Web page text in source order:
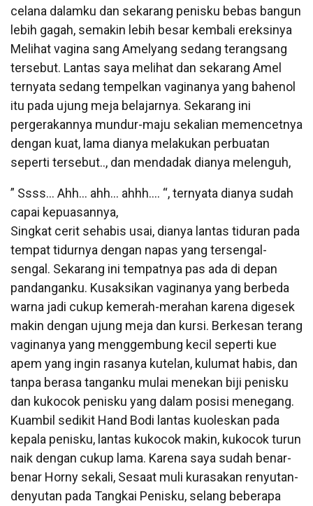
celana dalamku dan sekarang penisku bebas bangun
lebih gagah, semakin lebih besar kembali ereksinya
Melihat vagina sang Amelyang sedang terangsang
tersebut. Lantas saya melihat dan sekarang Amel
ternyata sedang tempelkan vaginanya yang bahenol
itu pada ujung meja belajarnya. Sekarang ini
pergerakannya mundur-maju sekalian memencetnya
dengan kuat, lama dianya melakukan perbuatan
seperti tersebut.., dan mendadak dianya melenguh,
” Ssss… Ahh… ahh… ahhh…. “, ternyata dianya sudah
capai kepuasannya,
Singkat cerit sehabis usai, dianya lantas tiduran pada
tempat tidurnya dengan napas yang tersengal-
sengal. Sekarang ini tempatnya pas ada di depan
pandanganku. Kusaksikan vaginanya yang berbeda
warna jadi cukup kemerah-merahan karena digesek
makin dengan ujung meja dan kursi. Berkesan terang
vaginanya yang menggembung kecil seperti kue
apem yang ingin rasanya kutelan, kulumat habis, dan
tanpa berasa tanganku mulai menekan biji penisku
dan kukocok penisku yang dalam posisi menegang.
Kuambil sedikit Hand Bodi lantas kuoleskan pada
kepala penisku, lantas kukocok makin, kukocok turun
naik dengan cukup lama. Karena saya sudah benar-
benar Horny sekali, Sesaat muli kurasakan renyutan-
denyutan pada Tangkai Penisku, selang beberapa